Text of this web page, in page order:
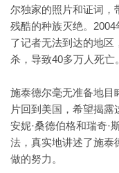
尔独家的照片和证词，
残酷的种族灭绝。
了记者无法到达的地区
杀，导致40多万人死亡。
施泰德尔毫无准备地目
片回到美国，希望揭
安妮·桑德伯格和瑞奇·
法，真实地讲述了施泰
做的努力。